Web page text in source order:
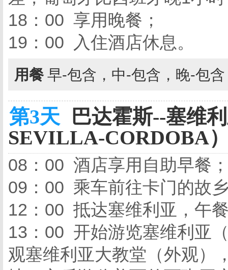
18：00 享用晚餐；
19：00 入住酒店休息。
用餐 早-包含，中-包含，晚-包
第3天 巴达霍斯--塞维
SEVILLA-CORDOBA
08：00 酒店享用自助早餐
09：00 乘车前往卡门的故
12：00 抵达塞维利亚，午
13：00 开始游览塞维利亚
观塞维利亚大教堂（外观）